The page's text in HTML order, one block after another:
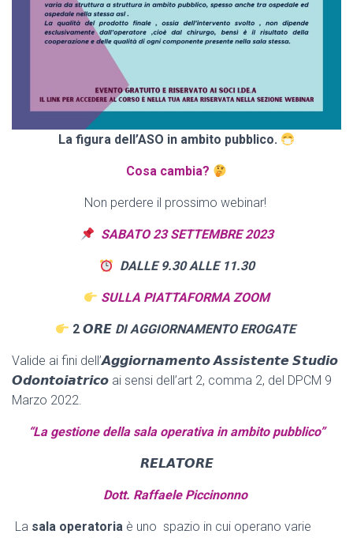
La figura dell’ASO in ambito pubblico.
Cosa cambia?
Non perdere il prossimo webinar!
SABATO 23 SETTEMBRE 2023
DALLE 9.30 ALLE 11.30
SULLA PIATTAFORMA ZOOM
2𝙊𝙍𝙀 DI AGGIORNAMENTO EROGATE
Valide ai fini dell’𝘼𝙜𝙜𝙞𝙤𝙧𝙣𝙖𝙢𝙚𝙣𝙩𝙤 𝘼𝙨𝙨𝙞𝙨𝙩𝙚𝙣𝙩𝙚 𝙎𝙩𝙪𝙙𝙞𝙤
𝙊𝙙𝙤𝙣𝙩𝙤𝙞𝙖𝙩𝙧𝙞𝙘𝙤 ai sensi dell’art 2, comma 2, del DPCM 9
Marzo 2022.
“La gestione della sala operativa in ambito pubblico”
𝙍𝙀𝙇𝘼𝙏𝙊𝙍𝙀
Dott. Raffaele Piccinonno
La sala operatoria è uno spazio in cui operano varie